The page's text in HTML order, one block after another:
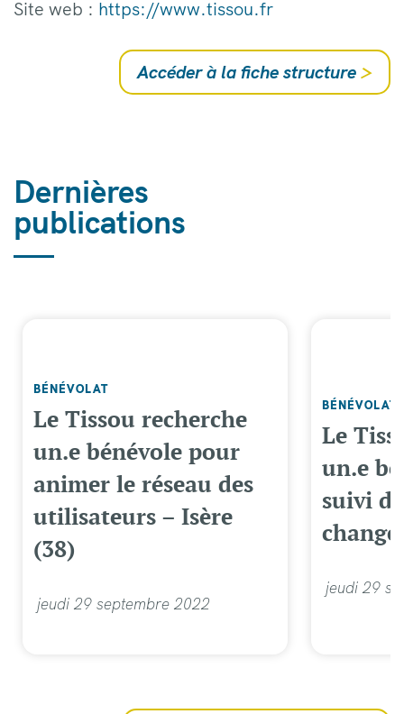
Site web : https://www.tissou.fr
Accéder à la fiche structure >
Dernières
publications
BÉNÉVOLAT
Le Tissou recherche
un.e bénévole pour
animer le réseau des
utilisateurs – Isère
(38)
jeudi 29 septembre 2022
BÉNÉVOLAT
Le
un.e
suivi
jeudi 29